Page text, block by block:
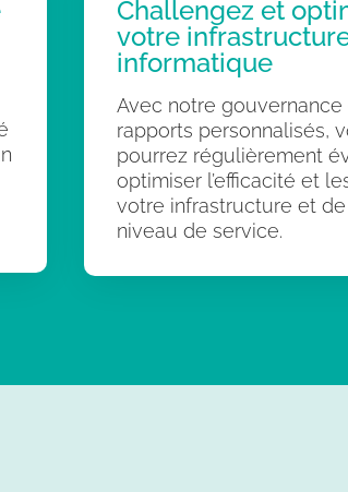
Challengez et
votre
informatique
Avec notre gouvernance
rapports personnalisés,
pourrez régulièrement
optimiser l’efficacité et
votre infrastructure et
niveau de service.